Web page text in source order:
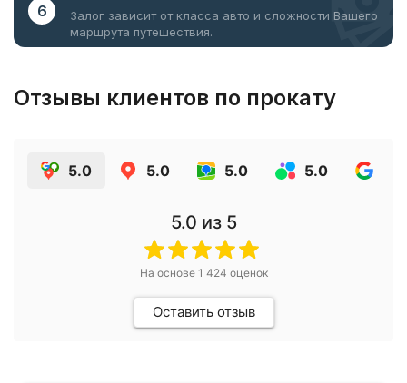
6
Залог зависит от класса авто и сложности Вашего
маршрута путешествия.
Отзывы клиентов по прокату
5.0 5.0 5.0 5.0
5.0 из 5
На основе 1 424 оценок
Оставить отзыв